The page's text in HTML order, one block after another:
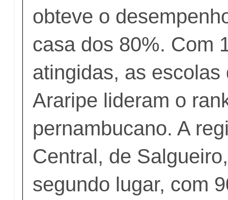
obteve o
casa dos 80%. Com
atingidas, as escolas
Araripe lideram o
pernambucano. A
Central, de
segundo lugar, com